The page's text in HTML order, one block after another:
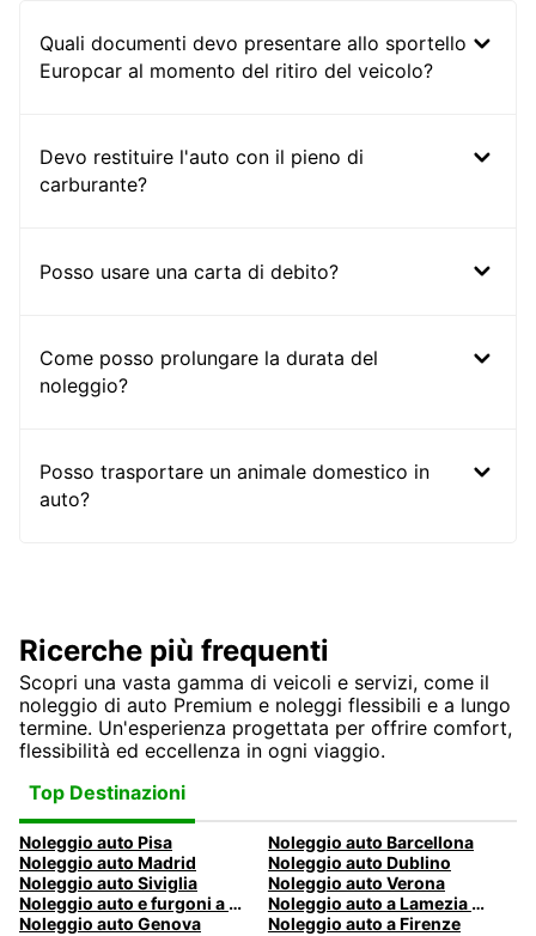
Quali documenti devo presentare allo sportello
Europcar al momento del ritiro del veicolo?
Devo restituire l'auto con il pieno di
carburante?
Posso usare una carta di debito?
Come posso prolungare la durata del
noleggio?
Posso trasportare un animale domestico in
auto?
Ricerche più frequenti
Scopri una vasta gamma di veicoli e servizi, come il
noleggio di auto Premium e noleggi flessibili e a lungo
termine. Un'esperienza progettata per offrire comfort,
flessibilità ed eccellenza in ogni viaggio.
Top Destinazioni
Noleggio auto Pisa
Noleggio auto Barcellona
Noleggio auto Madrid
Noleggio auto Dublino
Noleggio auto Siviglia
Noleggio auto Verona
Noleggio auto e furgoni a Pescara
Noleggio auto a Lamezia Terme, Italia
Noleggio auto Genova
Noleggio auto a Firenze